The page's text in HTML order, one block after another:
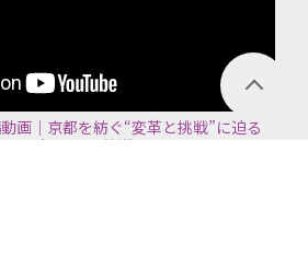
画｜京都を紡ぐ“変革と挑戦”に迫る
年7月5日放送＞